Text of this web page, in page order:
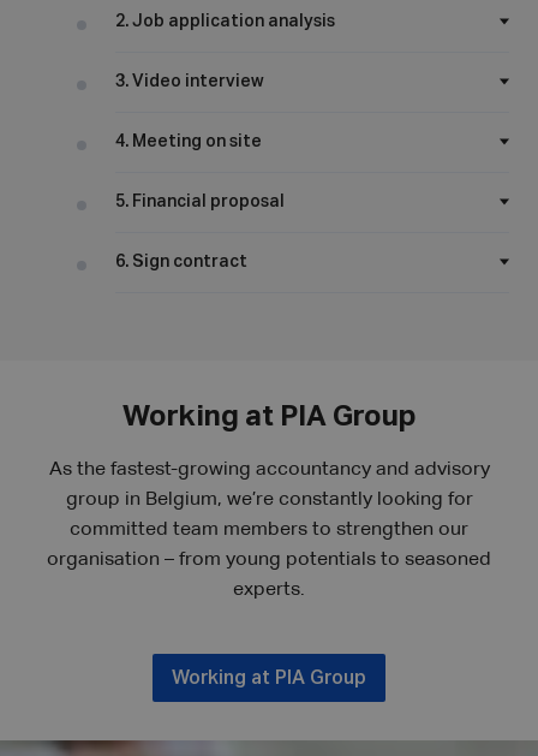
2. Job application analysis
3. Video interview
4. Meeting on site
5. Financial proposal
6. Sign contract
Working at PIA Group
As the fastest-growing accountancy and advisory
group in Belgium, we’re constantly looking for
committed team members to strengthen our
organisation – from young potentials to seasoned
experts.
Working at PIA Group